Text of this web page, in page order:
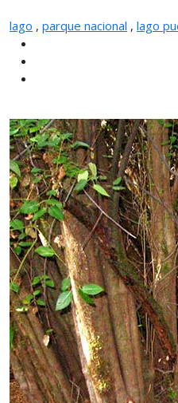
lago , parque nacional , lago